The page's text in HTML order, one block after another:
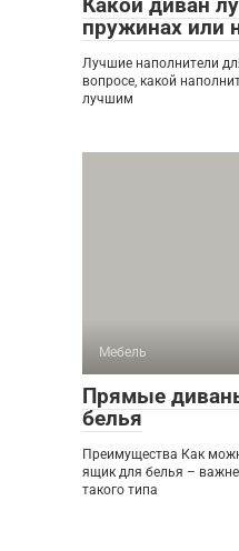
пружинах или
Лучшие наполнители
вопросе, какой
лучшим
Мебель
Прямые
белья
Преимущества Как
ящик для белья –
такого типа